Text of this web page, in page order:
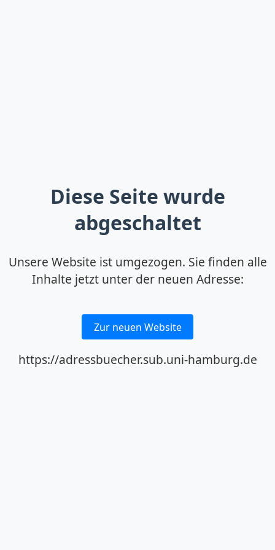
Diese Seite wurde
abgeschaltet
Unsere Website ist umgezogen. Sie finden alle
Inhalte jetzt unter der neuen Adresse:
Zur neuen Website
https://adressbuecher.sub.uni-hamburg.de